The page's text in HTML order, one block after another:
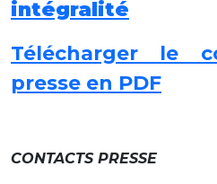
intégralité
Télécharger le
presse en PDF
CONTACTS PRESSE